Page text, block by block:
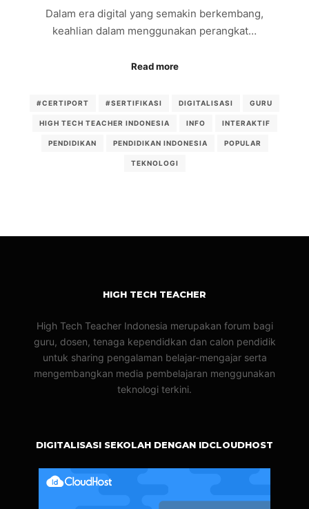
Dalam era digital yang semakin berkembang,
keahlian dalam menggunakan perangkat…
Read more
#CERTIPORT #SERTIFIKASI DIGITALISASI GURU
HIGH TECH TEACHER INDONESIA INFO INTERAKTIF
PENDIDIKAN PENDIDIKAN INDONESIA POPULAR
TEKNOLOGI
HIGH TECH TEACHER
High Tech Teacher Indonesia merupakan forum bagi
guru, dosen, tenaga kependidkan dan calon pendidik
untuk sharing pengalaman belajar-mengajar serta
mengembangkan media pembelajaran menggunakan
teknologi terkini.
DIGITALISASI SEKOLAH DENGAN IDCLOUDHOST